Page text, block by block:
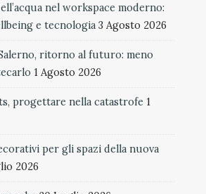
nel workspace moderno:
e tecnologia 3 Agosto 2026
ritorno al futuro: meno
1 Agosto 2026
progettare nella catastrofe 1
per gli spazi della nuova
2026